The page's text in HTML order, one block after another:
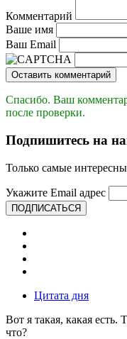
Комментарий
Ваше имя
Ваш Email
Оставить комментарий
Спасибо. Ваш
после проверки.
Подпишитесь на
Только самые
Укажите Email адрес
ПОДПИСАТЬСЯ
Цитата дня
Вот я такая, какая есть.
что?